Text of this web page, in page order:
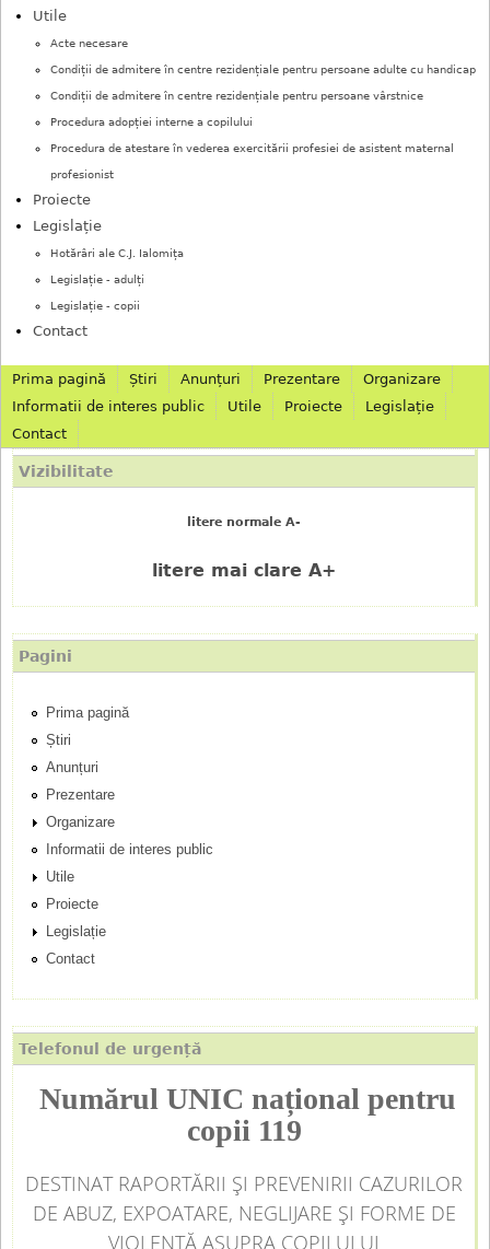
Utile
Acte necesare
Condiții de admitere în centre rezidențiale pentru persoane adulte cu handicap
Condiții de admitere în centre rezidențiale pentru persoane vârstnice
Procedura adopției interne a copilului
Procedura de atestare în vederea exercitării profesiei de asistent maternal
profesionist
Proiecte
Legislație
Hotărâri ale C.J. Ialomița
Legislație - adulți
Legislație - copii
Contact
M
e
n
i
u
p
r
i
n
c
i
p
a
l
Prima pagină Știri Anunțuri Prezentare
Organizare
Informatii de interes public
Utile Proiecte
Legislație
Contact
Vizibilitate
litere normale A-
litere mai clare A+
Pagini
Prima pagină
Știri
Anunțuri
Prezentare
Organizare
Informatii de interes public
Utile
Proiecte
Legislație
Contact
Telefonul de urgență
Numărul UNIC național pentru
copii 119
DESTINAT RAPORTĂRII ȘI PREVENIRII CAZURILOR
DE ABUZ, EXPOATARE, NEGLIJARE ȘI FORME DE
VIOLENȚĂ ASUPRA COPILULUI